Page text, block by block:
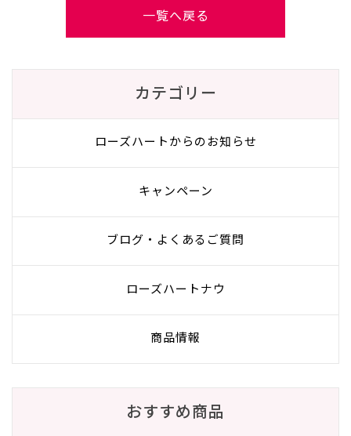
一覧へ戻る
カテゴリー
ローズハートからのお知らせ
キャンペーン
ブログ・よくあるご質問
ローズハートナウ
商品情報
おすすめ商品